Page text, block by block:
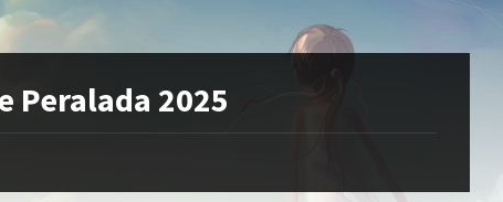
Peralada 2025